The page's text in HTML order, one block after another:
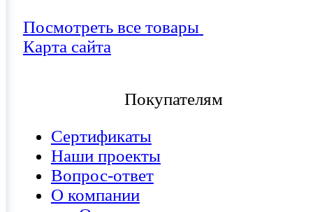
Посмотреть все товары
Карта сайта
Покупателям
Сертификаты
Наши проекты
Вопрос-ответ
О компании